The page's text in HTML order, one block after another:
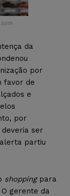
da
por
favor de
e
por
ser
partiu
shoppingpara
gerente da